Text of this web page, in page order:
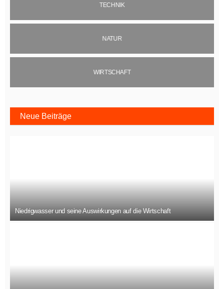
TECHNIK
NATUR
WIRTSCHAFT
Neue Beiträge
Niedrigwasser und seine Auswirkungen auf die Wirtschaft